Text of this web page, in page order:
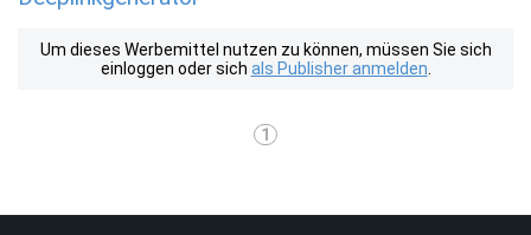
Um dieses Werbemittel nutzen zu können, müssen Sie sich
einloggen oder sich als Publisher anmelden
1